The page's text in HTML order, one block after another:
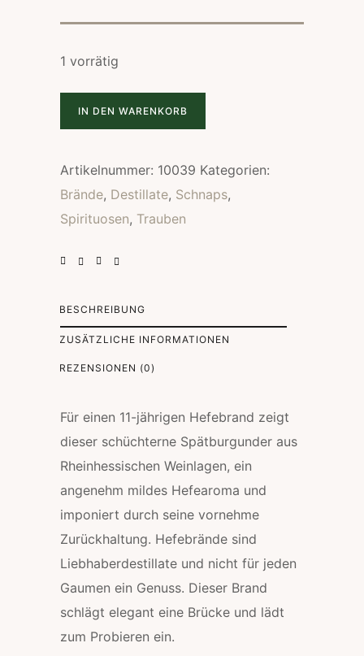
1 vorrätig
IN DEN WARENKORB
Artikelnummer: 10039 Kategorien:
Brände, Destillate, Schnaps,
Spirituosen, Trauben
BESCHREIBUNG
ZUSÄTZLICHE INFORMATIONEN
REZENSIONEN (0)
Für einen 11-jährigen Hefebrand zeigt
dieser schüchterne Spätburgunder aus
Rheinhessischen Weinlagen, ein
angenehm mildes Hefearoma und
imponiert durch seine vornehme
Zurückhaltung. Hefebrände sind
Liebhaberdestillate und nicht für jeden
Gaumen ein Genuss. Dieser Brand
schlägt elegant eine Brücke und lädt
zum Probieren ein.